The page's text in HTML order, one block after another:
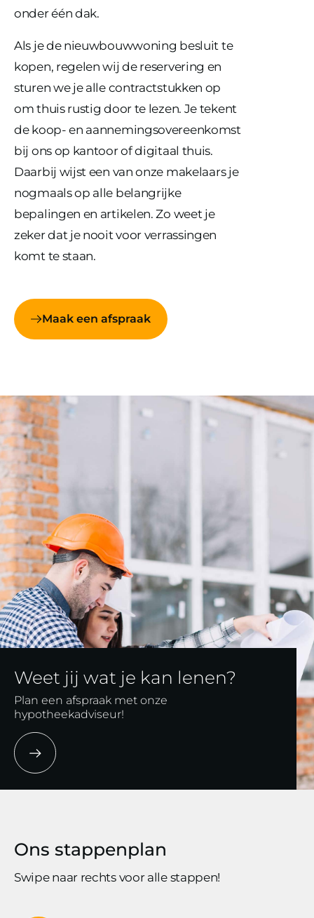
onder één dak.
Als je de nieuwbouwwoning besluit te
kopen, regelen wij de reservering en
sturen we je alle contractstukken op
om thuis rustig door te lezen. Je tekent
de koop- en aannemingsovereenkomst
bij ons op kantoor of digitaal thuis.
Daarbij wijst een van onze makelaars je
nogmaals op alle belangrijke
bepalingen en artikelen. Zo weet je
zeker dat je nooit voor verrassingen
komt te staan.
Maak een afspraak
Weet jij wat je kan lenen?
Plan een afspraak met onze
hypotheekadviseur!
Ons stappenplan
Swipe naar rechts voor alle stappen!